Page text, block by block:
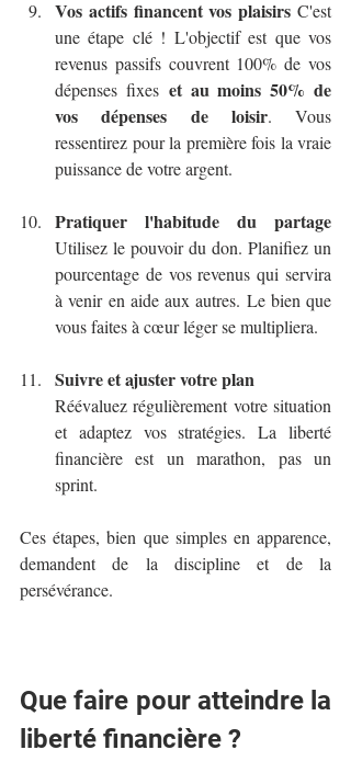
Vos actifs financent vos plaisirs C'est
une étape clé ! L'objectif est que vos
revenus passifs couvrent 100% de vos
dépenses fixes et au moins 50% de
vos dépenses de loisir. Vous
ressentirez pour la première fois la vraie
puissance de votre argent.
Pratiquer l'habitude du partage
Utilisez le pouvoir du don. Planifiez un
pourcentage de vos revenus qui servira
à venir en aide aux autres. Le bien que
vous faites à cœur léger se multipliera.
Suivre et ajuster votre plan
Réévaluez régulièrement votre situation
et adaptez vos stratégies. La liberté
financière est un marathon, pas un
sprint.
Ces étapes, bien que simples en apparence,
demandent de la discipline et de la
persévérance.
Que faire pour atteindre la
liberté financière ?